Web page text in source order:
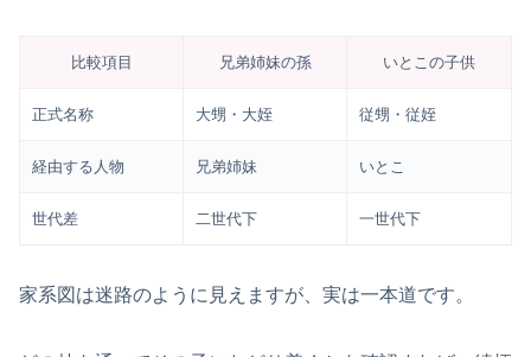
比較項目 兄弟姉妹の孫 いとこの子供
正式名称 大甥・大姪 従甥・従姪
経由する人物 兄弟姉妹 いとこ
世代差 二世代下 一世代下
家系図は迷路のように見えますが、実は一本道です。